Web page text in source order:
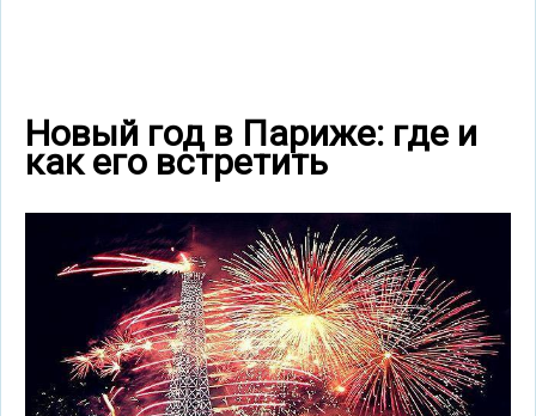
Новый год в Париже: где и
как его встретить